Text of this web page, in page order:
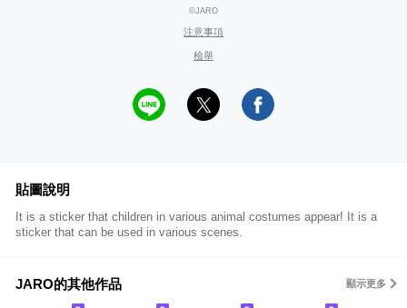
©JARO
注意事項
檢舉
貼圖說明
It is a sticker that children in various animal costumes appear! It is a
sticker that can be used in various scenes.
JARO的其他作品 顯示更多